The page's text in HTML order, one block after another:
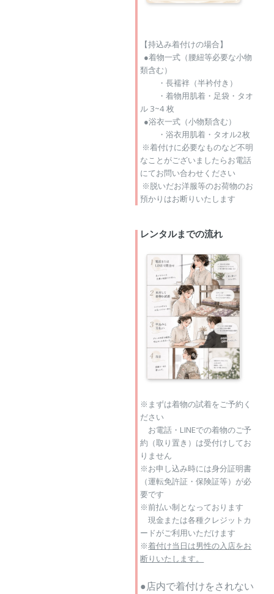
【持込み着付けの場合】
●着物一式（腰紐等必要な小物
類含む）
・長襦袢（半衿付き）
・着物用肌着・足袋・タオ
ル 3~4 枚
●浴衣一式（小物類含む）
・浴衣用肌着・タオル2枚
※着付けに必要なものなど不明
なことがございましたらお電話
にてお問い合わせください
※脱いだお洋服等のお荷物のお
預かりはお断りいたします
レンタルまでの流れ
※まずは着物の試着をご予約く
ださい
お電話・LINEでの着物のご予
約（取り置き）は受付けしてお
りません
※お申し込み時には身分証明書
（運転免許証・保険証等）が必
要です
※前払い制となっております
現金または各種クレジットカ
ードがご利用いただけます
※着付け当日は男性の入店をお
断りいたします。
●店内で着付けをされない